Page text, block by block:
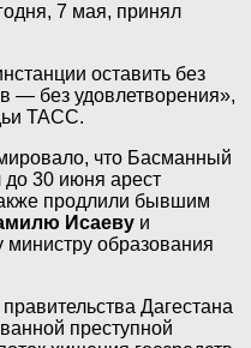
7 мая, принял
оставить без
— без удовлетворения»,
ТАСС.
что Басманный
30 июня арест
продлили бывшим
Исаеву и
образования
Дагестана
преступной